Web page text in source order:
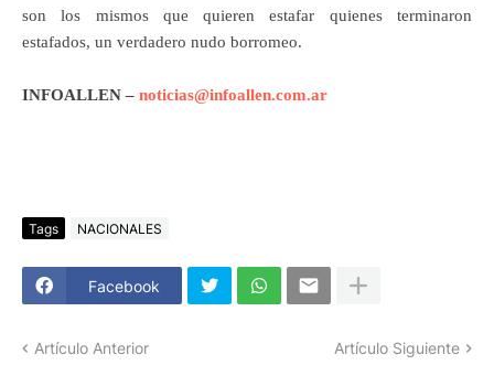
son los mismos que quieren estafar quienes terminaron
estafados, un verdadero nudo borromeo.
INFOALLEN – noticias@infoallen.com.ar
Tags NACIONALES
Facebook
Artículo Anterior Artículo Siguiente